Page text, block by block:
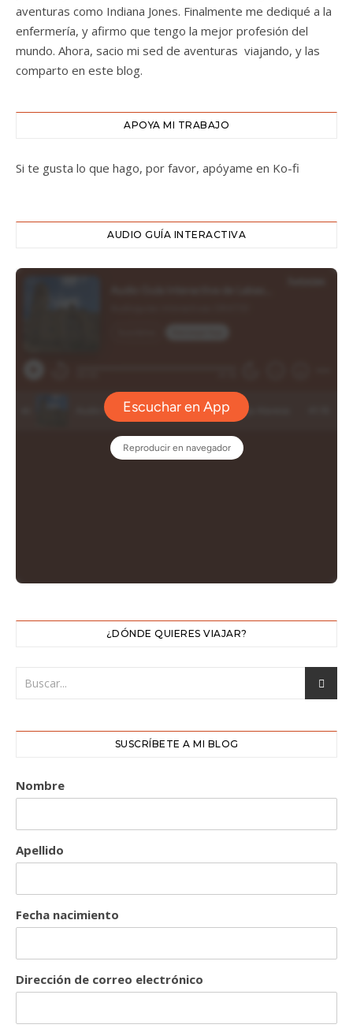
aventuras como Indiana Jones. Finalmente me dediqué a la
enfermería, y afirmo que tengo la mejor profesión del
mundo. Ahora, sacio mi sed de aventuras viajando, y las
comparto en este blog.
APOYA MI TRABAJO
Si te gusta lo que hago, por favor, apóyame en Ko-fi
AUDIO GUÍA INTERACTIVA
¿DÓNDE QUIERES VIAJAR?
SUSCRÍBETE A MI BLOG
Nombre
Apellido
Fecha nacimiento
Dirección de correo electrónico